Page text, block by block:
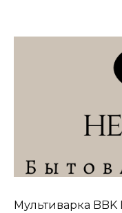
Мультиварка